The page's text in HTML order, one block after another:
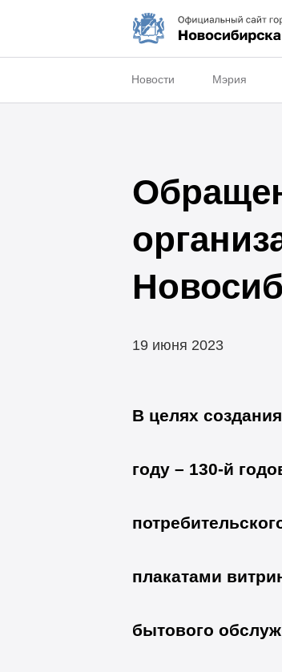
Новости Мэрия
19 июня 2023
В целях
году – 130-й
плакатами
бытового